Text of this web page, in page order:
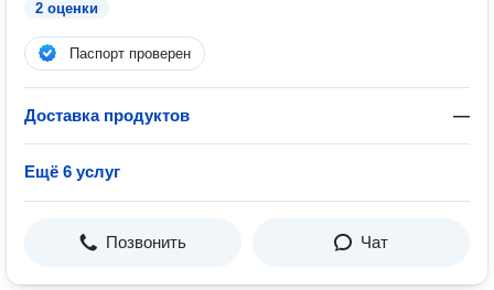
2 оценки
Паспорт проверен
Доставка продуктов —
Ещё 6 услуг
Позвонить Чат